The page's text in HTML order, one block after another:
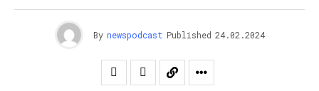
By newspodcast Published 24.02.2024